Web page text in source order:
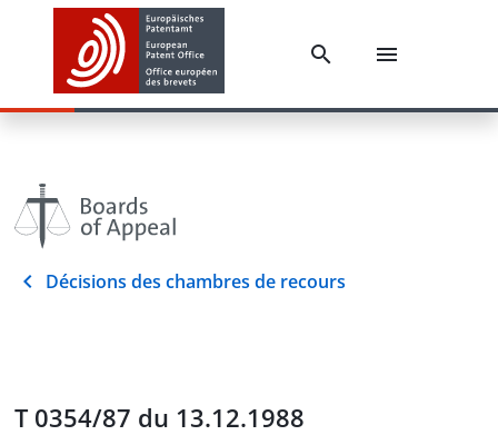
Décisions des chambres de recours
T 0354/87 du 13.12.1988